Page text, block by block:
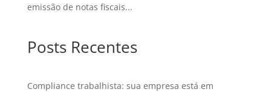
emissão de notas fiscais...
Posts Recentes
Compliance trabalhista: sua empresa está em